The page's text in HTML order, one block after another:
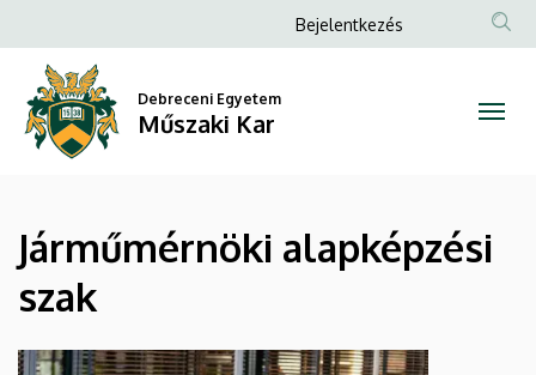
alapképzési
szak
Műszaki
Kar
a
tartalomra
Anonim
Bejelentkezés
Debreceni Egyetem
Műszaki Kar
Járműmérnöki alapképzési
szak